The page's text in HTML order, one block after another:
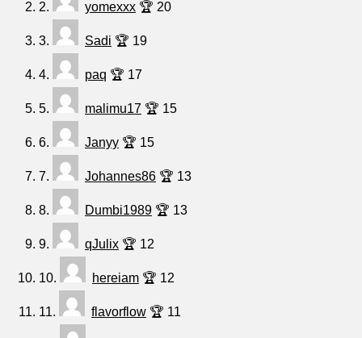
2. yomexxx 🏆 20
3. Sadi 🏆 19
4. paq 🏆 17
5. malimu17 🏆 15
6. Janyy 🏆 15
7. Johannes86 🏆 13
8. Dumbi1989 🏆 13
9. qJulix 🏆 12
10. hereiam 🏆 12
11. flavorflow 🏆 11